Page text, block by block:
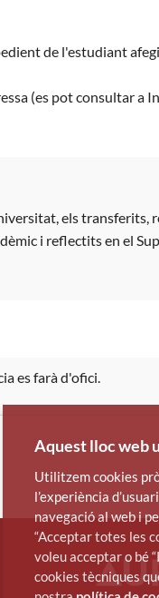
de l'estudiant
(es pot consultar a
els transferits,
i reflectits en el
es farà d'ofici.
Aquest lloc web
Utilitzem cookies
l’experiència
navegació al web i
“Acceptar totes les
voleu acceptar o bé
cookies tècniques